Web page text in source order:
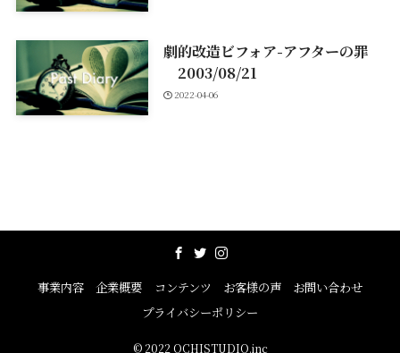
劇的改造ビフォア-アフターの罪
2003/08/21
2022-04-06
事業内容 企業概要 コンテンツ お客様の声
お問い合わせ
プライバシーポリシー
©2022 OCHISTUDIO.inc